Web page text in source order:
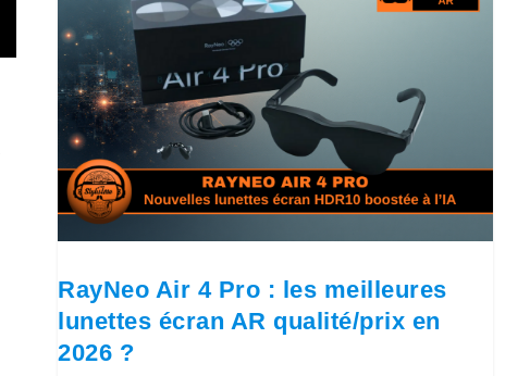
RayNeo Air 4 Pro : les meilleures
lunettes écran AR qualité/prix en
2026 ?